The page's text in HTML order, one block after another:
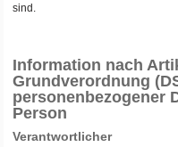
sind.
Information nach
Grundverordnung
personenbezogener
Person
Verantwortlicher